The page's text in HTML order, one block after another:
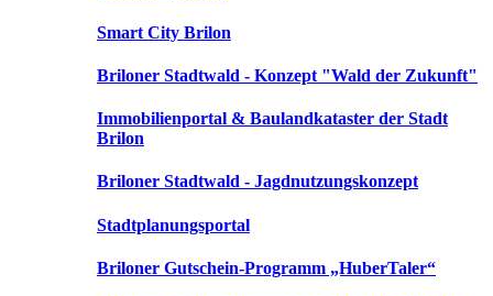
Smart City Brilon
Briloner Stadtwald - Konzept "Wald der Zukunft"
Immobilienportal & Baulandkataster der Stadt
Brilon
Briloner Stadtwald - Jagdnutzungskonzept
Stadtplanungsportal
Briloner Gutschein-Programm „HuberTaler“